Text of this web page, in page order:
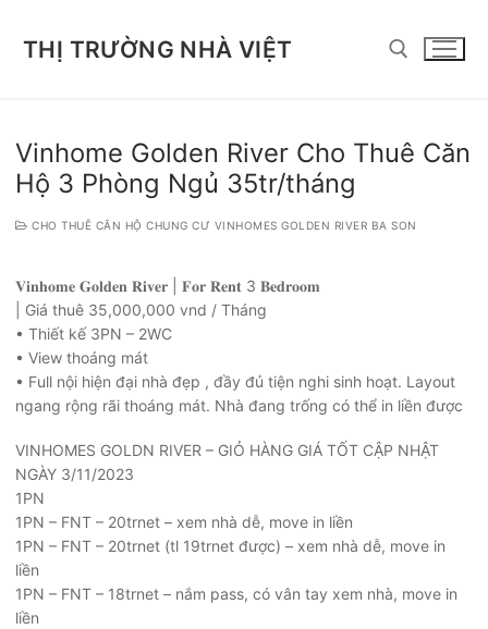
THỊ TRƯỜNG NHÀ VIỆT
Vinhome Golden River Cho Thuê Căn
Hộ 3 Phòng Ngủ 35tr/tháng
CHO THUÊ CĂN HỘ CHUNG CƯ VINHOMES GOLDEN RIVER BA SON
𝐕𝐢𝐧𝐡𝐨𝐦𝐞 𝐆𝐨𝐥𝐝𝐞𝐧 𝐑𝐢𝐯𝐞𝐫 | 𝐅𝐨𝐫 𝐑𝐞𝐧𝐭 3 𝐁𝐞𝐝𝐫𝐨𝐨𝐦
| Giá thuê 35,000,000 vnd / Tháng
• Thiết kế 3PN – 2WC
• View thoáng mát
• Full nội hiện đại nhà đẹp , đầy đủ tiện nghi sinh hoạt. Layout
ngang rộng rãi thoáng mát. Nhà đang trống có thể in liền được
VINHOMES GOLDN RIVER – GIỎ HÀNG GIÁ TỐT CẬP NHẬT
NGÀY 3/11/2023
1PN
1PN – FNT – 20trnet – xem nhà dễ, move in liền
1PN – FNT – 20trnet (tl 19trnet được) – xem nhà dễ, move in
liền
1PN – FNT – 18trnet – nắm pass, có vân tay xem nhà, move in
liền